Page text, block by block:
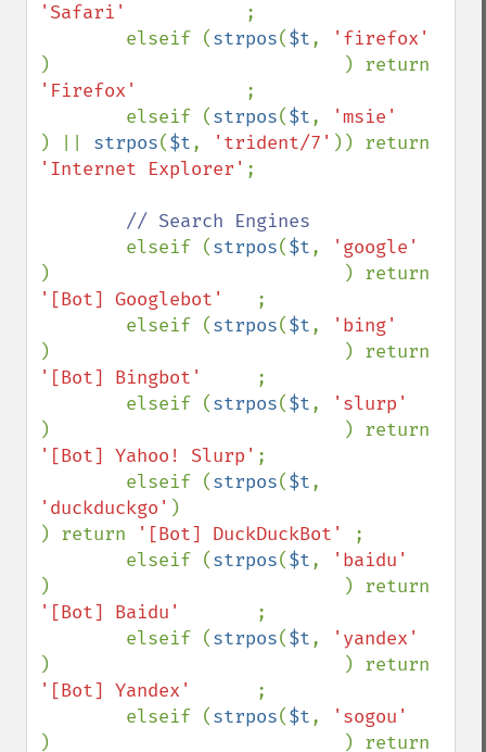
'Safari'
;
        elseif (
strpos($t,
'Firefox'
;
        elseif (
strpos($t,
) || strpos($t, 'trident/7'
'Internet Explorer' ;
// Search Engines
elseif (strpos($t,
'[Bot] Googlebot'
;
        elseif (
strpos($t,
'[Bot] Bingbot'
;
        elseif (
strpos($t,
'[Bot] Yahoo! Slurp' ;
        elseif (
strpos($t
'duckduckgo' )
) return
'[Bot] DuckDuckBot'
;
        elseif (
strpos($t,
'[Bot] Baidu'
;
        elseif (
strpos($t,
'[Bot] Yandex'
;
        elseif (
strpos($t,